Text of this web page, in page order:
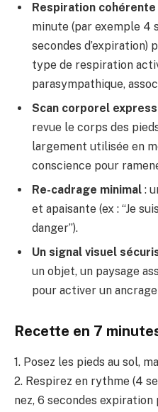
Respiration cohérente
minute (par exemple 4
secondes d’expiration)
type de respiration
parasympathique,
Scan corporel express
revue le corps des
largement utilisée en
conscience pour
Re-cadrage minimal :
et apaisante (ex : “Je
danger”).
Un signal visuel
un objet, un paysage
pour activer un
Recette en 7
1. Posez les pieds au sol,
2. Respirez en rythme (4
nez, 6 secondes